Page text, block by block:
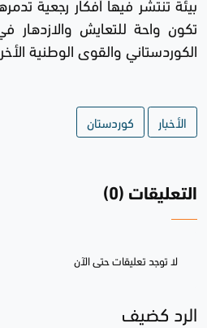
تكون واحة للتعايش والازدهار
الكوردستاني والقوى الوطنية
الأخبار كوردستان
التعليقات (0)
لا توجد تعليقات حتى الآن
الرد كضيف